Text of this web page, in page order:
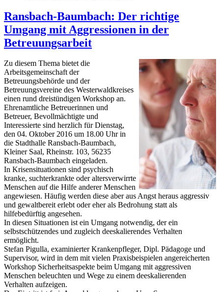
Ransbach-Baumbach: Der richtige
Umgang mit Aggressionen in der
Betreuungsarbeit
Zu diesem Thema bietet die
Arbeitsgemeinschaft der
Betreuungsbehörde und der
Betreuungsvereine des Westerwaldkreises
einen rund dreistündigen Workshop an.
Ehrenamtliche Betreuerinnen und
Betreuer, Bevollmächtigte und
Interessierte sind herzlich für Dienstag,
den 04. Oktober 2016 um 18.00 Uhr in
die Stadthalle Ransbach-Baumbach,
Kleiner Saal, Rheinstr. 103, 56235
Ransbach-Baumbach eingeladen.
In Krisensituationen sind psychisch
kranke, suchterkrankte oder altersverwirrte
Menschen auf die Hilfe anderer Menschen
angewiesen. Häufig werden diese aber aus Angst heraus aggressiv
und gewaltbereit erlebt oder eher als Bedrohung statt als
hilfebedürftig angesehen.
In diesen Situationen ist ein Umgang notwendig, der ein
selbstschützendes und zugleich deeskalierendes Verhalten
ermöglicht.
Stefan Pigulla, examinierter Krankenpfleger, Dipl. Pädagoge und
Supervisor, wird in dem mit vielen Praxisbeispielen angereicherten
Workshop Sicherheitsaspekte beim Umgang mit aggressiven
Menschen beleuchten und Wege zu einem deeskalierenden
Verhalten aufzeigen.